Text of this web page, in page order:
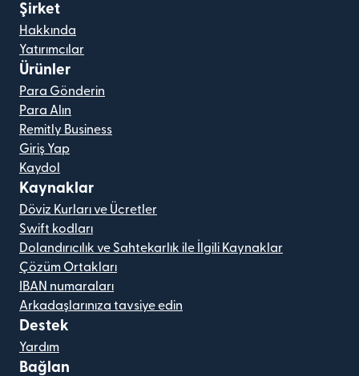
Şirket
Hakkında
Yatırımcılar
Ürünler
Para Gönderin
Para Alın
Remitly Business
Giriş Yap
Kaydol
Kaynaklar
Döviz Kurları ve Ücretler
Swift kodları
Dolandırıcılık ve Sahtekarlık ile İlgili Kaynaklar
Çözüm Ortakları
IBAN numaraları
Arkadaşlarınıza tavsiye edin
Destek
Yardım
Bağlan